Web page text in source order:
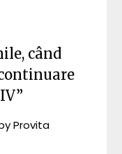
când
Provita